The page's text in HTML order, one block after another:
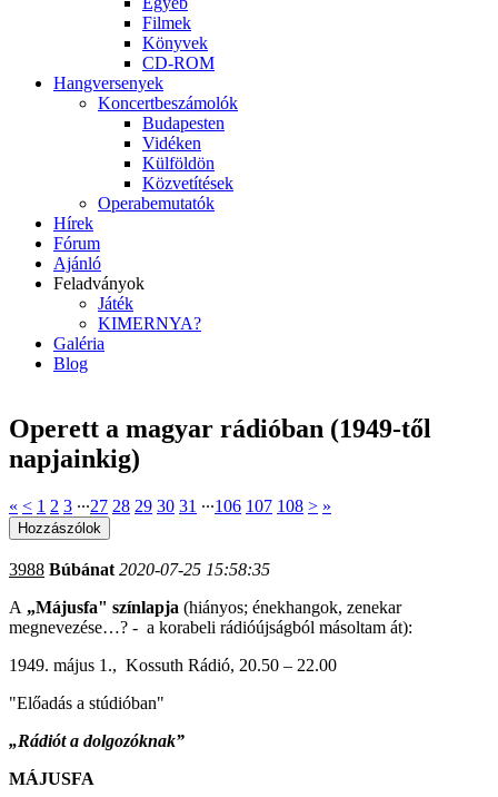
Filmek
Könyvek
CD-ROM
Hangversenyek
Koncertbeszámolók
Budapesten
Vidéken
Külföldön
Közvetítések
Operabemutatók
Hírek
Fórum
Ajánló
Feladványok
Játék
KIMERNYA?
Galéria
Blog
Operett a magyar rádióban (1949-től
napjainkig)
« < 1 2 3 ∙∙∙27 28 29 30 31 ∙∙∙106 107 108 > »
3988 Búbánat 2020-07-25 15:58:35
A „Májusfa" színlapja (hiányos; énekhangok, zenekar
megnevezése…? - a korabeli rádióújságból másoltam át):
1949. május 1., Kossuth Rádió, 20.50 – 22.00
"Előadás a stúdióban"
„Rádiót a dolgozóknak”
MÁJUSFA